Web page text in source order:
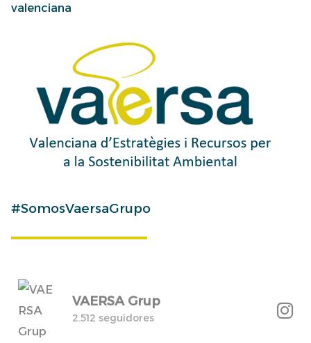
valenciana
#SomosVaersaGrupo
VAERSA Grup
2.512 seguidores